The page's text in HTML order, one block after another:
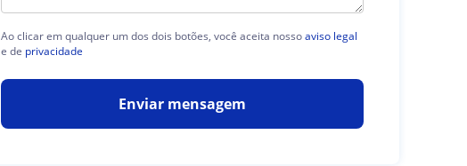
Ao clicar em qualquer um dos dois botões, você aceita nossoaviso legal
e de privacidade
Enviar mensagem